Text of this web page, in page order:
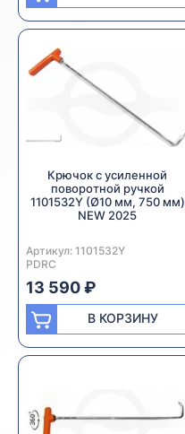
Крючок с усиленной
поворотной ручкой
1101532Y (Ø10 мм, 750 мм)
NEW 2025
Артикул: 1101532Y
Производитель:
PDRC
13 590 ₽
В КОРЗИНУ